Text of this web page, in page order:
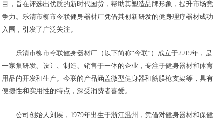
目，旨在评选出优质的新时代国货，帮助其塑造品牌形象，提升市场竞
争力。乐清市柳市今联健身器材厂凭借其创新研发的健身理疗器材成功
入围，引发了广泛关注。
乐清市柳市今联健身器材厂（以下简称“今联”）成立于2019年，是
一家集研发、设计、制造、销售于一体的企业，专注于健身器材和体育
用品的开发和生产。今联的产品涵盖微型健身器和筋膜枪支架等，具有
便捷性和实用性的特点，深受消费者喜爱。
公司创始人刘展，1979年出生于浙江温州，凭借对健身器材和保健